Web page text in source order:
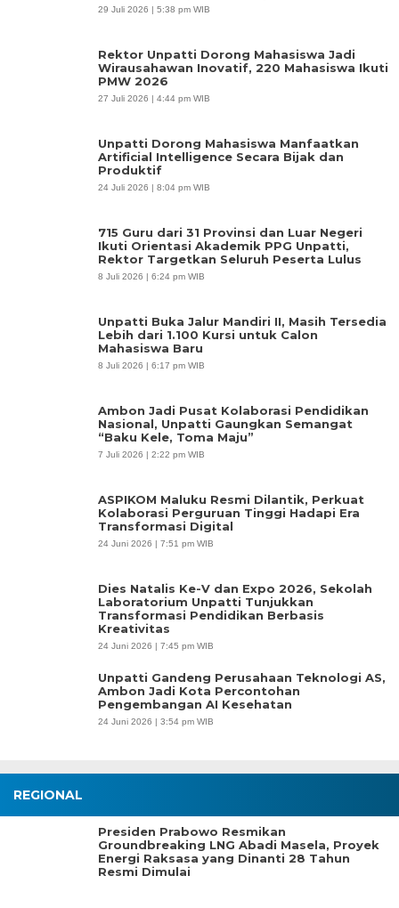
29 Juli 2026 | 5:38 pm WIB
Rektor Unpatti Dorong Mahasiswa Jadi
Wirausahawan Inovatif, 220 Mahasiswa Ikuti
PMW 2026
27 Juli 2026 | 4:44 pm WIB
Unpatti Dorong Mahasiswa Manfaatkan
Artificial Intelligence Secara Bijak dan
Produktif
24 Juli 2026 | 8:04 pm WIB
715 Guru dari 31 Provinsi dan Luar Negeri
Ikuti Orientasi Akademik PPG Unpatti,
Rektor Targetkan Seluruh Peserta Lulus
8 Juli 2026 | 6:24 pm WIB
Unpatti Buka Jalur Mandiri II, Masih Tersedia
Lebih dari 1.100 Kursi untuk Calon
Mahasiswa Baru
8 Juli 2026 | 6:17 pm WIB
Ambon Jadi Pusat Kolaborasi Pendidikan
Nasional, Unpatti Gaungkan Semangat
“Baku Kele, Toma Maju”
7 Juli 2026 | 2:22 pm WIB
ASPIKOM Maluku Resmi Dilantik, Perkuat
Kolaborasi Perguruan Tinggi Hadapi Era
Transformasi Digital
24 Juni 2026 | 7:51 pm WIB
Dies Natalis Ke-V dan Expo 2026, Sekolah
Laboratorium Unpatti Tunjukkan
Transformasi Pendidikan Berbasis
Kreativitas
24 Juni 2026 | 7:45 pm WIB
Unpatti Gandeng Perusahaan Teknologi AS,
Ambon Jadi Kota Percontohan
Pengembangan AI Kesehatan
24 Juni 2026 | 3:54 pm WIB
REGIONAL
Presiden Prabowo Resmikan
Groundbreaking LNG Abadi Masela, Proyek
Energi Raksasa yang Dinanti 28 Tahun
Resmi Dimulai